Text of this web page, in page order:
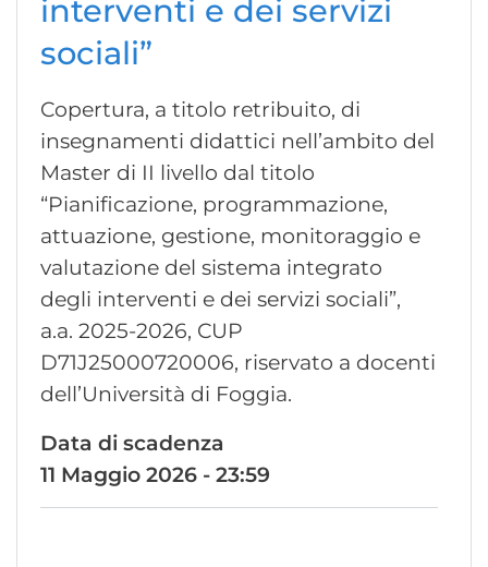
interventi e dei servizi
sociali”
Copertura, a titolo retribuito, di
insegnamenti didattici nell’ambito del
Master di II livello dal titolo
“Pianificazione, programmazione,
attuazione, gestione, monitoraggio e
valutazione del sistema integrato
degli interventi e dei servizi sociali”,
a.a. 2025-2026, CUP
D71J25000720006, riservato a docenti
dell’Università di Foggia.
Data di scadenza
11 Maggio 2026 - 23:59